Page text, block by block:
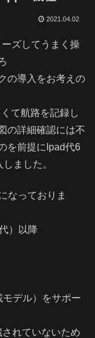
2021.04.02
ズしてうまく操
の導入をお考えの
て航路を記録し
の詳細確認には不
を前提にIpad代6
ました。
なっておりま
）以降
モデル）をサポー
れていないため